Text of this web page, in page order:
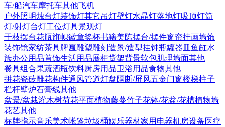
车/船汽车摩托车其他飞机
户外照明烛台灯装饰灯其它 吊灯壁灯水晶灯落地灯吸顶灯筒
灯/射灯台灯工位灯具景观灯
干枝摆台花瓶旗帜徽章奖杯书籍美陈摆台/摆件窗帘挂画墙饰
装饰镜家纺茶具牌匾雕塑雕刻 造景/造型挂钟瓶罐器皿 鱼缸水
族办公用品首饰生活用品展柜货架背景软包肌理墙面其他
餐具组合果蔬酒瓶饮料厨房用品卫浴用品食物其他
拼花瓷砖雕花构件通风管道灯盘隔断/屏风五金门窗楼梯柱子
栏杆壁炉石膏线其他
盆景/盆栽灌木树荷花平面植物藤蔓竹子花钵/花盆/花槽植物墙
花艺其他
标牌指示音乐美术帐篷垃圾桶娱乐器材家用电器机房设备医疗